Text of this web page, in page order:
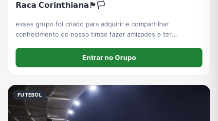
𝗥𝗮𝗰𝗮 𝗖𝗼𝗿𝗶𝗻𝘁𝗵𝗶𝗮𝗻𝗮🏴🏳️
esses grupo foi criado para adquirir e compartilhar
conhecimento do nosso timao fazer amizades e ter
Entrar no Grupo
FUTEBOL